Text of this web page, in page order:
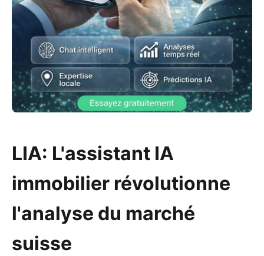
LIA: L'assistant IA
immobilier révolutionne
l'analyse du marché
suisse